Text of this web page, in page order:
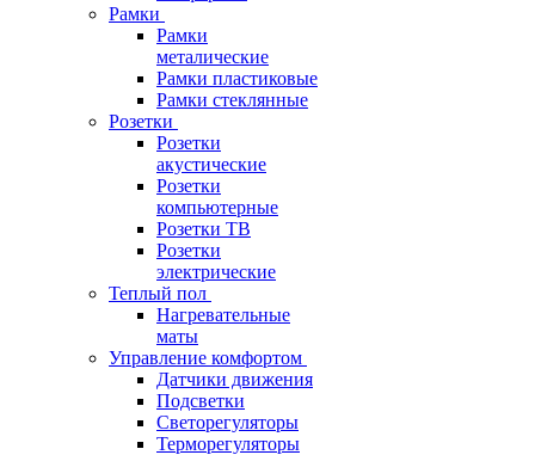
Рамки
Рамки
металические
Рамки пластиковые
Рамки стеклянные
Розетки
Розетки
акустические
Розетки
компьютерные
Розетки ТВ
Розетки
электрические
Теплый пол
Нагревательные
маты
Управление комфортом
Датчики движения
Подсветки
Светорегуляторы
Терморегуляторы